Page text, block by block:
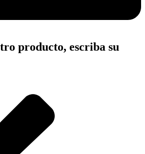
producto, escriba su